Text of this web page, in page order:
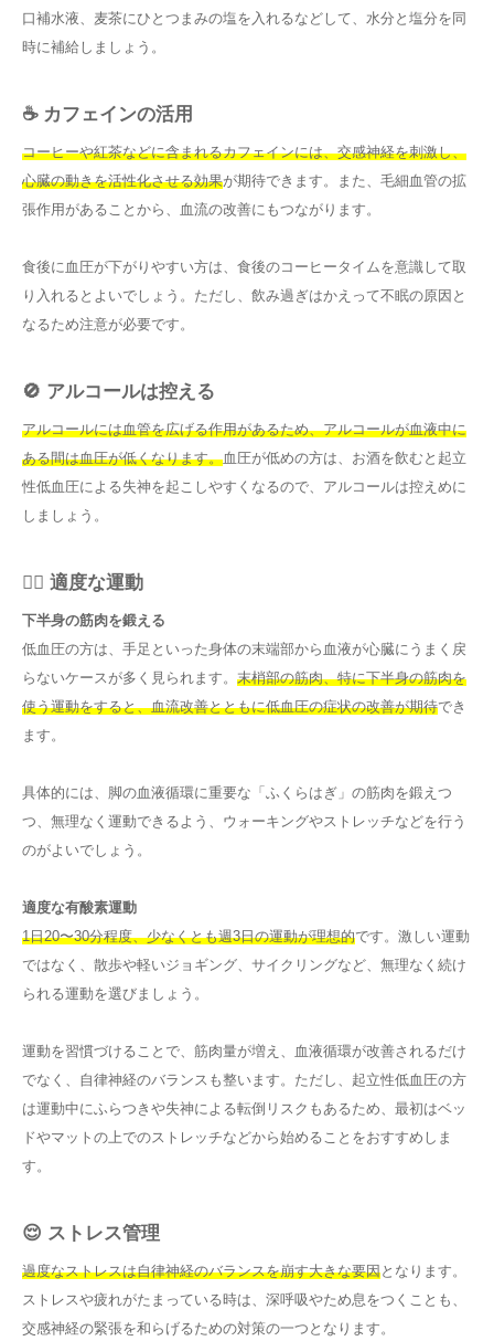
口補水液、麦茶にひとつまみの塩を入れるなどして、水分と塩分を同
時に補給しましょう。
☕ カフェインの活用
コーヒーや紅茶などに含まれるカフェインには、交感神経を刺激し、
心臓の動きを活性化させる効果が期待できます。また、毛細血管の拡
張作用があることから、血流の改善にもつながります。
食後に血圧が下がりやすい方は、食後のコーヒータイムを意識して取
り入れるとよいでしょう。ただし、飲み過ぎはかえって不眠の原因と
なるため注意が必要です。
🚫 アルコールは控える
アルコールには血管を広げる作用があるため、アルコールが血液中に
ある間は血圧が低くなります。血圧が低めの方は、お酒を飲むと起立
性低血圧による失神を起こしやすくなるので、アルコールは控えめに
しましょう。
🚶‍♀️ 適度な運動
下半身の筋肉を鍛える
低血圧の方は、手足といった身体の末端部から血液が心臓にうまく戻
らないケースが多く見られます。 末梢部の筋肉、特に下半身の筋肉を
使う運動をすると、血流改善とともに低血圧の症状の改善が期待でき
ます。
具体的には、脚の血液循環に重要な「ふくらはぎ」の筋肉を鍛えつ
つ、無理なく運動できるよう、ウォーキングやストレッチなどを行う
のがよいでしょう。
適度な有酸素運動
1日20〜30分程度、少なくとも週3日の運動が理想的です。激しい運動
ではなく、散歩や軽いジョギング、サイクリングなど、無理なく続け
られる運動を選びましょう。
運動を習慣づけることで、筋肉量が増え、血液循環が改善されるだけ
でなく、自律神経のバランスも整います。ただし、起立性低血圧の方
は運動中にふらつきや失神による転倒リスクもあるため、最初はベッ
ドやマットの上でのストレッチなどから始めることをおすすめしま
す。
😌 ストレス管理
過度なストレスは自律神経のバランスを崩す大きな要因となります。
ストレスや疲れがたまっている時は、深呼吸やため息をつくことも、
交感神経の緊張を和らげるための対策の一つとなります。